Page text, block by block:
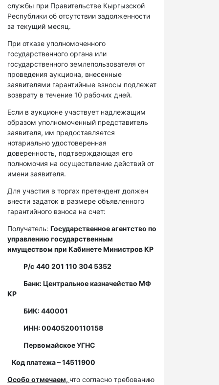
службы при Правительстве Кыргызской
Республики об отсутствии задолженности
за текущий месяц.
При отказе уполномоченного
государственного органа или
государственного землепользователя от
проведения аукциона, внесенные
заявителями гарантийные взносы подлежат
возврату в течение 10 рабочих дней.
Если в аукционе участвует надлежащим
образом уполномоченный представитель
заявителя, им предоставляется
нотариально удостоверенная
доверенность, подтверждающая его
полномочия на осуществление действий от
имени заявителя.
Для участия в торгах претендент должен
внести задаток в размере объявленного
гарантийного взноса на счет:
Получатель: Государственное агентство по
управлению государственным
имуществом при Кабинете Министров КР
Р/с 440 201 110 304 5352
Банк: Центральное казначейство МФ
КР
БИК: 440001
ИНН: 00405200110158
Первомайское УГНС
Код платежа – 14511900
Особо отмечаем, что согласно требованию